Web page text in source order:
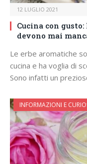
12 LUGLIO 2021
Cucina con
devono mai
Le erbe aromatiche
cucina e ha voglia di
Sono infatti un
INFORMAZIONI E